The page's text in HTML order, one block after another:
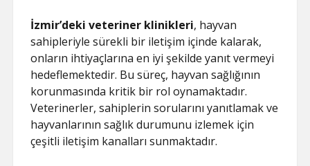
İzmir’deki veteriner klinikleri, hayvan
sahipleriyle sürekli bir iletişim içinde kalarak,
onların ihtiyaçlarına en iyi şekilde yanıt vermeyi
hedeflemektedir. Bu süreç, hayvan sağlığının
korunmasında kritik bir rol oynamaktadır.
Veterinerler, sahiplerin sorularını yanıtlamak ve
hayvanlarının sağlık durumunu izlemek için
çeşitli iletişim kanalları sunmaktadır.